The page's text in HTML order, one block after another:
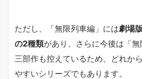
ただし、「無限列車編」には劇場
の2種類があり、さらに今後は「
三部作も控えているため、どれか
やすいシリーズでもあります。